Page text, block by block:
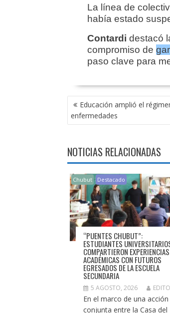
La línea de
había estado
Contardi destacó
compromiso de
paso clave para
NAVEGACIÓN
DE
ENTRADAS
Educación amplió el
enfermedades
NOTICIAS RELACIONADAS
Chubut Destacado
“PUENTES CHUBUT”:
ESTUDIANTES
COMPARTIERON EXPERIENCIAS
ACADÉMICAS CON FUTUROS
EGRESADOS DE LA ESCUELA
SECUNDARIA
5 AGOSTO, 2026
En el marco de una acción
conjunta entre la Casa del